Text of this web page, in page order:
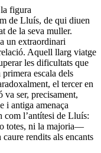
figura
de Lluís, de qui diuen
de la seva muller.
un extraordinari
Aquell llarg viatge
les dificultats que
escala dels
el tercer en
ser, precisament,
i antiga amenaça
com l’antítesi de Lluís:
totes, ni la majoria—
rendits als encants